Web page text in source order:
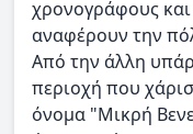
χρονογράφους
αναφέρουν την
Από την άλλη
περιοχή που
όνομα "Μικρή